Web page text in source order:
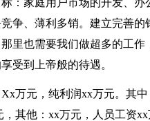
：家庭用户市场的开发、
争、薄利多销。建立完善
里也需要我们做超多的工
受到上帝般的待遇。
万元，纯利润xx万元。其
其他：xx万元，人员工资xx